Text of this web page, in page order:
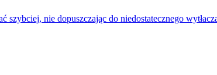
nie dopuszczając do niedostatecznego